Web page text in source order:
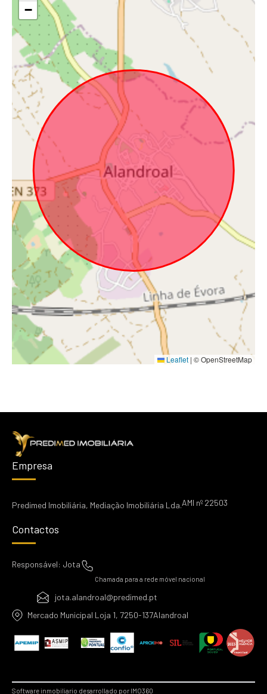
−
Leaflet | © OpenStreetMap
Empresa
Predimed Imobiliária, Mediação Imobiliária Lda.AMI nº 22503
Contactos
Responsável: Jota
Chamada para a rede móvel nacional
jota.alandroal@predimed.pt
Mercado Municipal Loja 1, 7250-137Alandroal
Software inmobiliario desarrollado por IMO360